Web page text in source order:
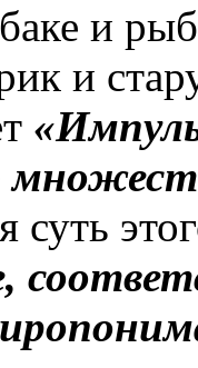
и
и
суть